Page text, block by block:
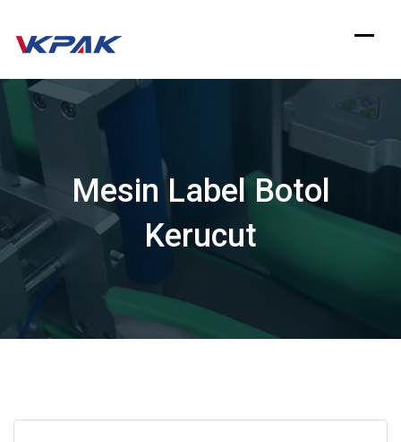
Langsung
Mesin Label Botol
Kerucut